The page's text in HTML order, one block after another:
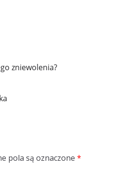
zniewolenia?
pola są oznaczone *